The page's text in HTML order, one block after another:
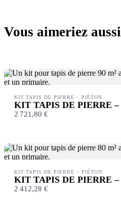
Vous aimeriez aussi
KIT TAPIS DE PIERRE – PIÉTON
KIT TAPIS DE PIERRE –
2 721,80 €
KIT TAPIS DE PIERRE – PIÉTON
KIT TAPIS DE PIERRE –
2 412,28 €